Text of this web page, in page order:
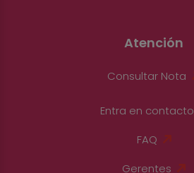
Atención
Consultar Nota
Entra en contacto
FAQ
Gerentes